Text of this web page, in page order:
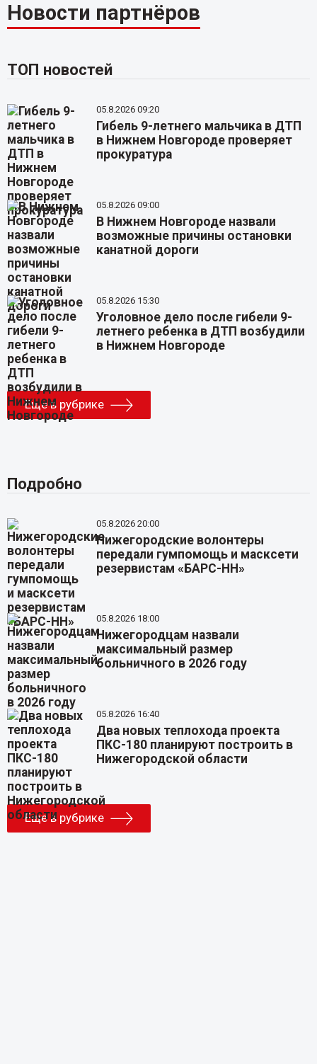
Новости партнёров
ТОП новостей
05.8.2026 09:20
Гибель 9-летнего мальчика в ДТП
в Нижнем Новгороде проверяет
прокуратура
05.8.2026 09:00
В Нижнем Новгороде назвали
возможные причины остановки
канатной дороги
05.8.2026 15:30
Уголовное дело после гибели 9-
летнего ребенка в ДТП возбудили
в Нижнем Новгороде
Еще в рубрике
Подробно
05.8.2026 20:00
Нижегородские волонтеры
передали гумпомощь и масксети
резервистам «БАРС-НН»
05.8.2026 18:00
Нижегородцам назвали
максимальный размер
больничного в 2026 году
05.8.2026 16:40
Два новых теплохода проекта
ПКС-180 планируют построить в
Нижегородской области
Еще в рубрике